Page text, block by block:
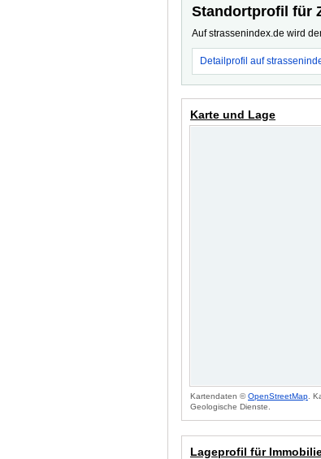
Standortprofil für
Auf strassenindex.de wird
Detailprofil auf
Karte und Lage
Kartendaten ©OpenStreetMap .
Geologische Dienste.
Lageprofil für